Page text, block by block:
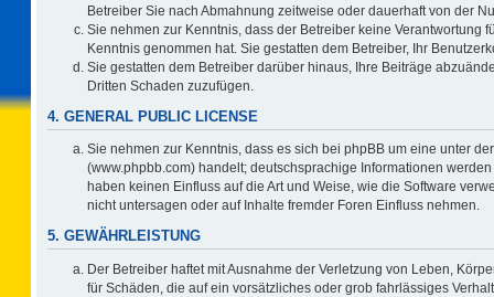
Betreiber Sie nach Abmahnung zeitweise oder dauerhaft von der
Sie nehmen zur Kenntnis, dass der Betreiber keine Verantwortung
Kenntnis genommen hat. Sie gestatten dem Betreiber, Ihr
Sie gestatten dem Betreiber darüber hinaus, Ihre Beiträge
Dritten Schaden zuzufügen.
4. GENERAL PUBLIC LICENSE
Sie nehmen zur Kenntnis, dass es sich bei phpBB um eine unter der
(www.phpbb.com) handelt; deutschsprachige Informationen
haben keinen Einfluss auf die Art und Weise, wie die Software
nicht untersagen oder auf Inhalte fremder Foren Einfluss nehmen.
5. GEWÄHRLEISTUNG
Der Betreiber haftet mit Ausnahme der Verletzung von Leben,
für Schäden, die auf ein vorsätzliches oder grob fahrlässiges